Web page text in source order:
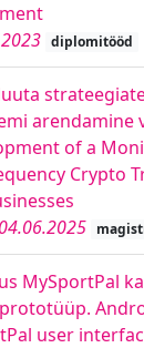
diplomitööd
arendamine
of a
Crypto
04.06.2025
MySportPal
user